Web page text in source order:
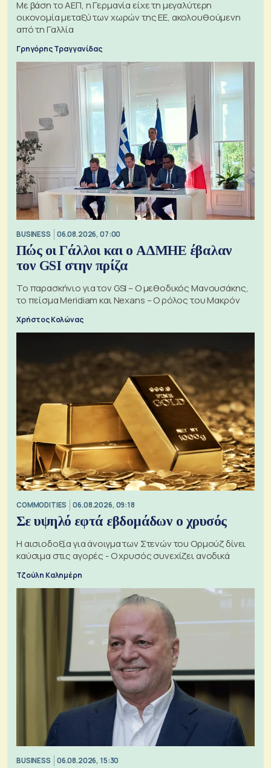
Με βάση το ΑΕΠ, η Γερμανία είχε τη μεγαλύτερη
οικονομία μεταξύ των χωρών της ΕΕ, ακολουθούμενη
από τη Γαλλία
Γρηγόρης Τραγγανίδας
BUSINESS 06.08.2026, 07:00
Πώς οι Γάλλοι και ο ΑΔΜΗΕ έβαλαν
τον GSI στην πρίζα
Το παρασκήνιο για τον GSI – Ο μεθοδικός Μανουσάκης,
το πείσμα Meridiam και Nexans – Ο ρόλος του Μακρόν
Χρήστος Κολώνας
COMMODITIES 06.08.2026, 09:18
Σε υψηλό εφτά εβδομάδων ο χρυσός
Η αισιοδοξία για άνοιγμα των Στενών του Ορμούζ δίνει
καύσιμα στις αγορές - Ο χρυσός συνεχίζει ανοδικά
Τζούλη Καλημέρη
BUSINESS 06.08.2026, 15:30